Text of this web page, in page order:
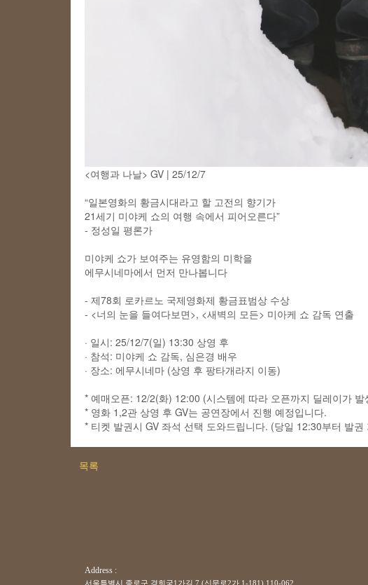
<여행과 나날> GV | 25/12/7
“일본영화의 황금시대라고 할 고전의 향기가
21세기 미야케 쇼의 여행 속에서 피어오른다”
- 정성일 평론가
미야케 쇼가 보여주는 유영함의 미학을
에무시네마에서 먼저 만나봅니다
- 제78회 로카르노 국제영화제 황금표범상 수상
- <너의 눈을 들여다보면>, <새벽의 모든> 미아케 쇼 감독 연출
· 일시: 25/12/7(일) 13:30 상영 후
· 참석: 미야케 쇼 감독, 심은경 배우
· 장소: 에무시네마 (상영 후 팡타개라지 이동)
* 예매오픈: 12/2(화) 12:00 (시스템에 따라 오픈까지 딜레이가 발
* 영화 1,2관 상영 후 GV는 공연장에서 진행 예정입니다.
* 티켓 발권시 GV 좌석 선택 도와드립니다. (당일 12:30부터 발권
목록
Address :
서울특별시 종로구 경희궁1가길 7 (신문로2가 1-181) 110-062